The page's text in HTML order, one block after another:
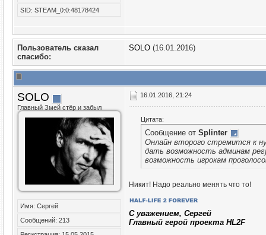
SID: STEAM_0:0:48178424
Пользователь сказал
cпасибо:
SOLO (16.01.2016)
SOLO
Главный Змей стёр и забыл
Имя: Сергей
Сообщений: 213
16.01.2016, 21:24
Цитата:
Сообщение от Splinter
Онлайн второго стремится к
дать возможность админам
возможность игрокам
Никит! Надо реально менять что то!
C уважением, Сергей
Главный герой проекта HL2F